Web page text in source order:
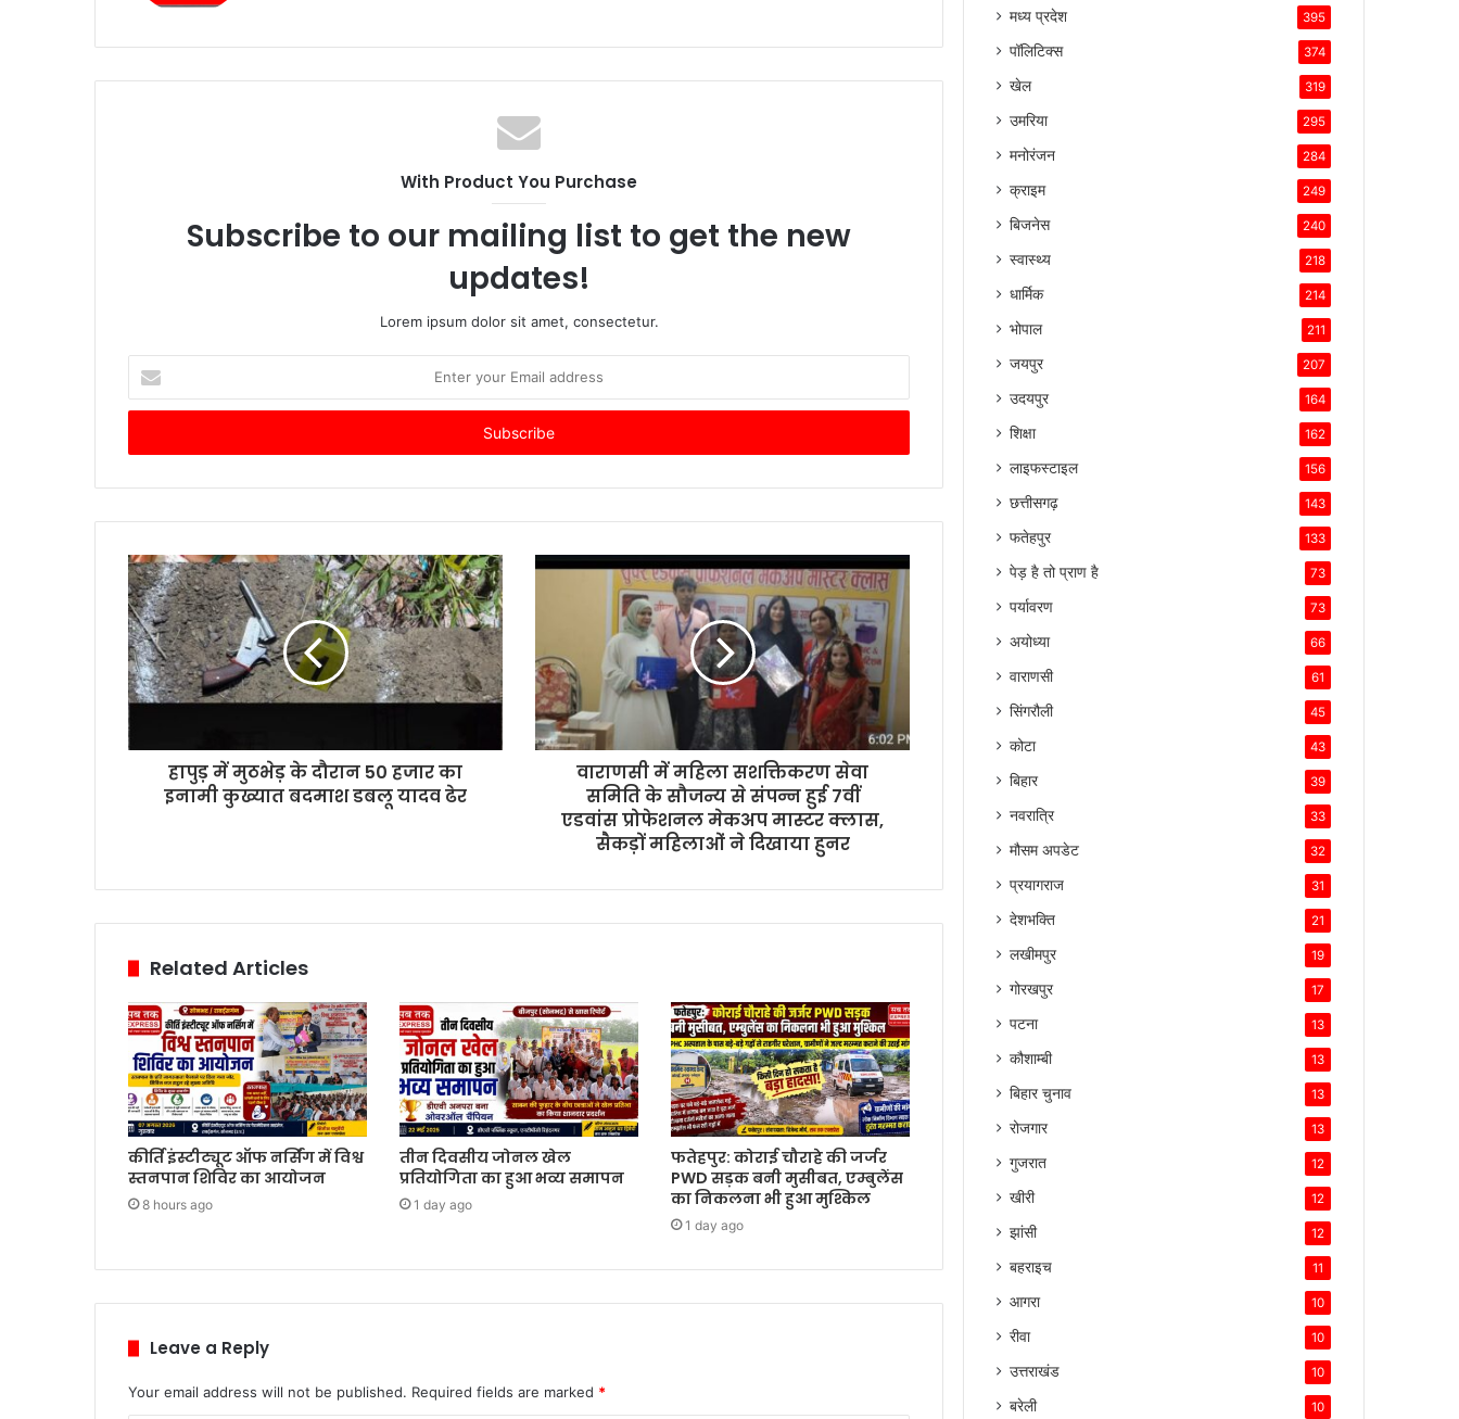
With Product You Purchase
Subscribe to our mailing list to get the new
updates!
Lorem ipsum dolor sit amet, consectetur.
your
Email
हापुड़ में मुठभेड़ के दौरान 50 हजार का
इनामी कुख्यात बदमाश डबलू यादव ढेर
वाराणसी में महिला सशक्तिकरण सेवा
समिति के सौजन्य से संपन्न हुई 7वीं
एडवांस प्रोफेशनल मेकअप मास्टर क्लास,
सैकड़ों महिलाओं ने दिखाया हुनर
Related Articles
कीर्ति इंस्टीट्यूट ऑफ नर्सिंग में विश्व
स्तनपान शिविर का आयोजन
8 hours ago
तीन दिवसीय जोनल खेल
प्रतियोगिता का हुआ भव्य समापन
1 day ago
फतेहपुर: कोराई चौराहे की जर्जर
PWD सड़क बनी मुसीबत, एम्बुलेंस
का निकलना भी हुआ मुश्किल
1 day ago
Leave a Reply
Your email address will not be published. Required fields are marked *
मध्य प्रदेश 395
पॉलिटिक्स 374
खेल 319
उमरिया 295
मनोरंजन 284
क्राइम 249
बिजनेस 240
स्वास्थ्य 218
धार्मिक 214
भोपाल 211
जयपुर 207
उदयपुर 164
शिक्षा 162
लाइफस्टाइल 156
छत्तीसगढ़ 143
फतेहपुर 133
पेड़ है तो प्राण है 73
पर्यावरण 73
अयोध्या 66
वाराणसी 61
सिंगरौली 45
कोटा 43
बिहार 39
नवरात्रि 33
मौसम अपडेट 32
प्रयागराज 31
देशभक्ति 21
लखीमपुर 19
गोरखपुर 17
पटना 13
कौशाम्बी 13
बिहार चुनाव 13
रोजगार 13
गुजरात 12
खीरी 12
झांसी 12
बहराइच 11
आगरा 10
रीवा 10
उत्तराखंड 10
बरेली 10